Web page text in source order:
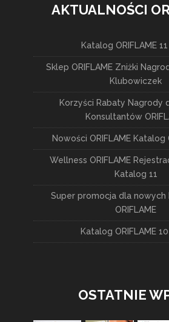
AKTUALNOŚCI
Katalog ORIFLAME
Sklep ORIFLAME Zniżki
Klubowiczek
Korzyści Rabaty Nagrody
Konsultantów
Nowości ORIFLAME Katalog
Wellness ORIFLAME
Katalog 11
Super promocja dla nowych
ORIFLAME
Katalog ORIFLAME
OSTATNIE